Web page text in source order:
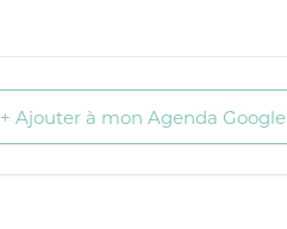
+ Ajouter à mon Agenda Google